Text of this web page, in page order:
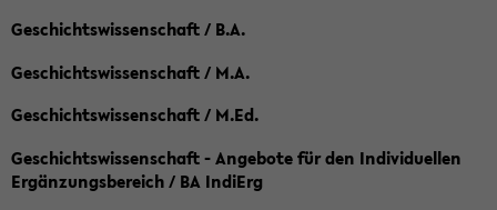
Geschichtswissenschaft / B.A.
Geschichtswissenschaft / M.A.
Geschichtswissenschaft / M.Ed.
Geschichtswissenschaft - Angebote für den Individuellen
Ergänzungsbereich / BA IndiErg